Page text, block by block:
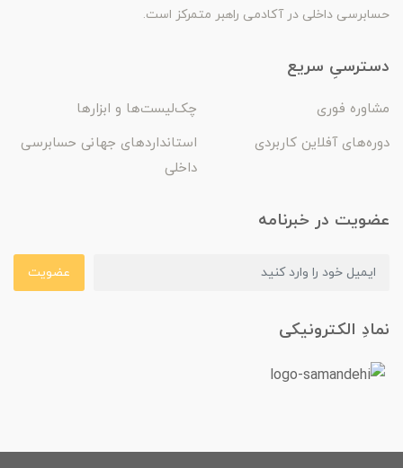
حسابرسی داخلی در آکادمی راهبر متمرکز است.
دسترسیِ سریع
مشاوره فوری
چک‌لیست‌ها و ابزارها
دوره‌های آفلاین کاربردی
استانداردهای جهانی حسابرسی
داخلی
عضویت در خبرنامه
عضویت
نمادِ الکترونیکی